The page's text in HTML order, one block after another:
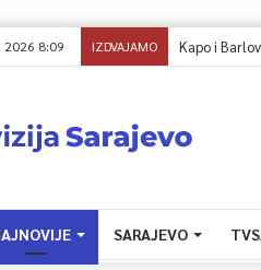
8:09 IZDVAJAMO
SARAJEVO